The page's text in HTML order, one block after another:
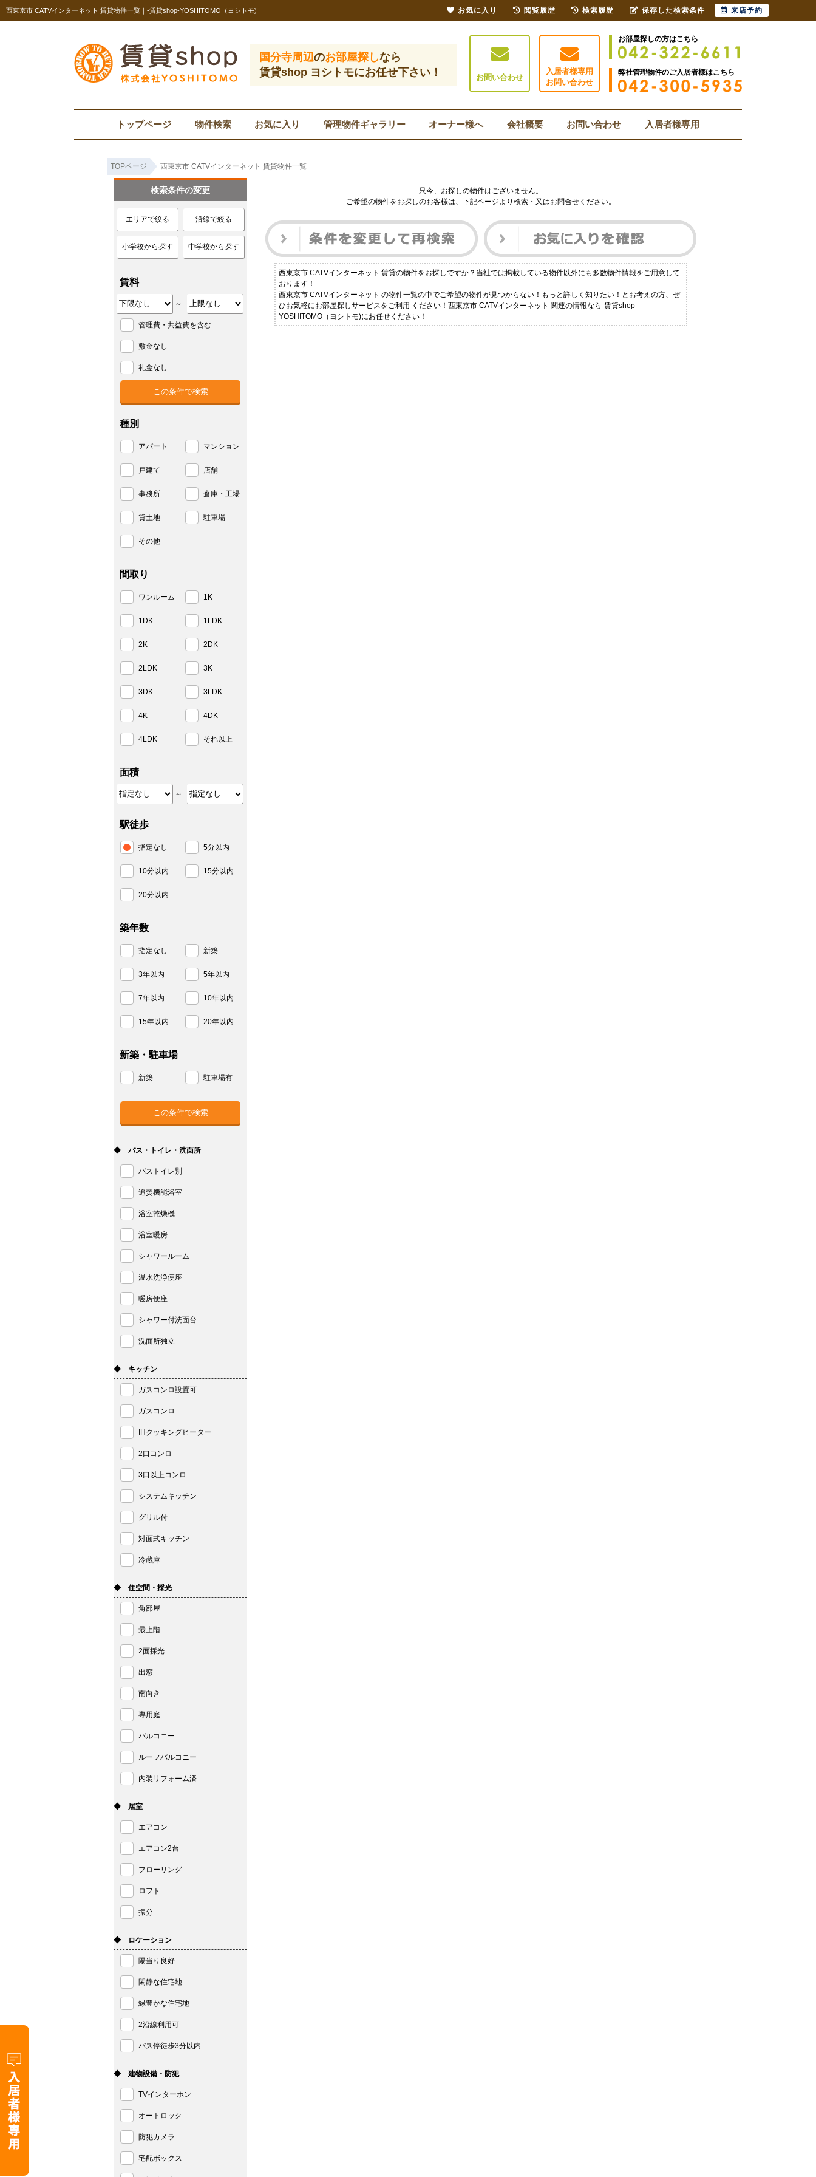
西東京市 CATVインターネット 賃貸物件一覧｜-賃貸shop-YOSHITOMO（ヨシトモ)
国分寺周辺のお部屋探しなら
賃貸shop ヨシトモにお任せ下さい！
お問い合わせ
入居者様専用
お問い合わせ
お部屋探しの方はこちら
弊社管理物件のご入居者様はこちら
トップページ 物件検索 お気に入り 管理物件ギャラリー オーナー様へ 会社概要 お問い合わせ 入居者様専用
TOPページ 西東京市 CATVインターネット 賃貸物件一覧
只今、お探しの物件はございません。
ご希望の物件をお探しのお客様は、下記ページより検索・又はお問合せください。
西東京市 CATVインターネット 賃貸の物件をお探しですか？当社では掲載している物件以外にも多数物件情報をご用意して
おります！
西東京市 CATVインターネット の物件一覧の中でご希望の物件が見つからない！もっと詳しく知りたい！とお考えの方、ぜ
ひお気軽にお部屋探しサービスをご利用 ください！西東京市 CATVインターネット 関連の情報なら-賃貸shop-
YOSHITOMO（ヨシトモ)にお任せください！
検索条件の変更
エリアで絞る 沿線で絞る
小学校から探す 中学校から探す
賃料
～
管理費・共益費を含む
敷金なし
礼金なし
種別
アパート マンション
戸建て 店舗
事務所 倉庫・工場
貸土地 駐車場
その他
間取り
ワンルーム 1K
1DK 1LDK
2K 2DK
2LDK 3K
3DK 3LDK
4K 4DK
4LDK それ以上
面積
～
駅徒歩
指定なし 5分以内
10分以内 15分以内
20分以内
築年数
指定なし 新築
3年以内 5年以内
7年以内 10年以内
15年以内 20年以内
新築・駐車場
新築 駐車場有
◆ バス・トイレ・洗面所
バストイレ別
追焚機能浴室
浴室乾燥機
浴室暖房
シャワールーム
温水洗浄便座
暖房便座
シャワー付洗面台
洗面所独立
◆ キッチン
ガスコンロ設置可
ガスコンロ
IHクッキングヒーター
2口コンロ
3口以上コンロ
システムキッチン
グリル付
対面式キッチン
冷蔵庫
◆ 住空間・採光
角部屋
最上階
2面採光
出窓
南向き
専用庭
バルコニー
ルーフバルコニー
内装リフォーム済
◆ 居室
エアコン
エアコン2台
フローリング
ロフト
振分
◆ ロケーション
陽当り良好
閑静な住宅地
緑豊かな住宅地
2沿線利用可
バス停徒歩3分以内
◆ 建物設備・防犯
TVインターホン
オートロック
防犯カメラ
宅配ボックス
お気に入り 閲覧履歴 検索履歴 保存した検索条件 来店予約